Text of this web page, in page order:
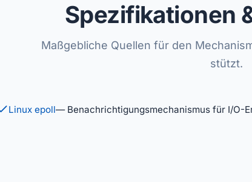
Spezifikationen
Maßgebliche Quellen für den
stützt.
Linux epoll— Benachrichtigungsmechanismus für I/O-